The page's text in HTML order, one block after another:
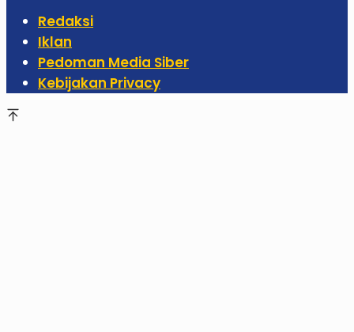
Redaksi
Iklan
Pedoman Media Siber
Kebijakan Privacy